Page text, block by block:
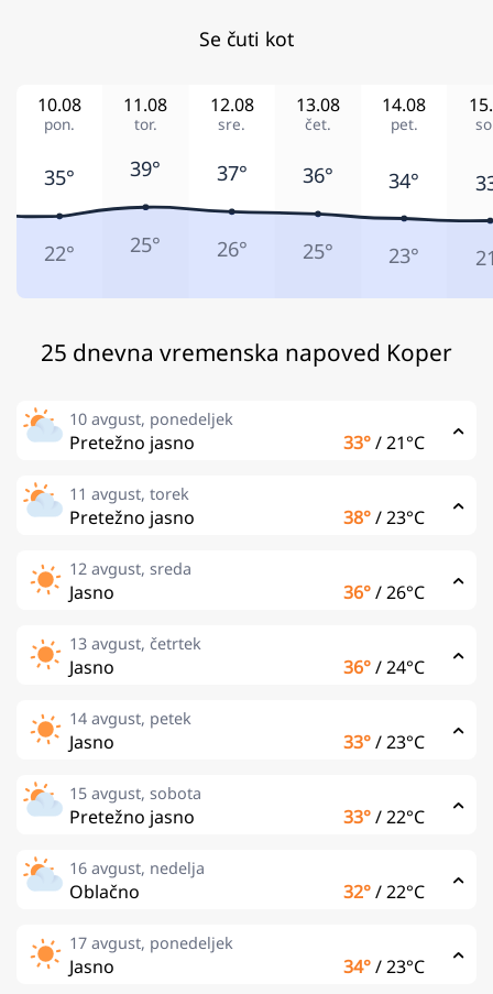
Se čuti kot
pon.
10.08
tor.
11.08
sre.
12.08
čet.
13.08
pet.
14.08
35°
22°
39°
25°
37°
26°
36°
25°
34°
23°
25 dnevna vremenska napoved Koper
10 avgust, ponedeljek
Pretežno jasno 33°/21°C
11 avgust, torek
Pretežno jasno 38°/23°C
12 avgust, sreda
Jasno 36°/26°C
13 avgust, četrtek
Jasno 36°/24°C
14 avgust, petek
Jasno 33°/23°C
15 avgust, sobota
Pretežno jasno 33°/22°C
16 avgust, nedelja
Oblačno 32°/22°C
17 avgust, ponedeljek
Jasno 34°/23°C